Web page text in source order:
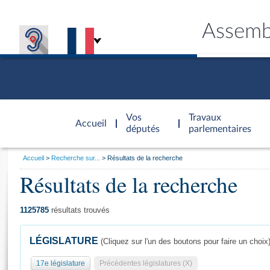
Accueil
d'accueil
Vos
députés
Travaux
parlementaires
Général
Vous
Accueil Recherche sur... Résultats de la recherche
Résultats de la recherche
1125785 résultats trouvés
LÉGISLATURE (Cliquez sur l'un des boutons pour faire un choix)
17e législature Précédentes législatures (X)